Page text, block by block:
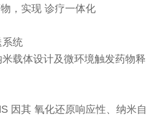
，实现 诊疗一体化
系统
载体设计及微环境触发药物释
因其 氧化还原响应性、纳米自